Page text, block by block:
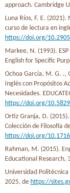
approach. Cambridge
Luna Ríos, F. E.
curso de lectura en
https://doi.org/
Markee, N. (1993).
English for Specific
Ochoa García, M. G. .,
Inglés con Propósitos
Necesidades.
https://doi.org/
Ortiz Granja, D.
Colección de Filosofía
https://doi.org/
Rahman, M. (2015).
Educational Research,
Universidad
2025, de https://